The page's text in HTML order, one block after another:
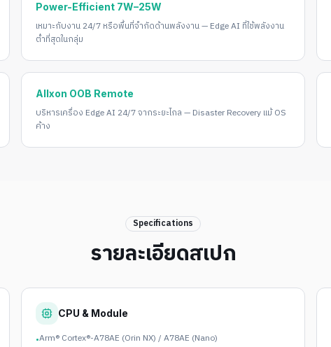
Power-Efficient 7W–25W
เหมาะกับงาน 24/7 หรือพื้นที่จำกัดด้านพลังงาน — Edge AI ที่ใช้พลังงาน
ต่ำที่สุดในกลุ่ม
Allxon OOB Remote
บริหารเครื่อง Edge AI 24/7 จากระยะไกล — Disaster Recovery แม้ OS
ค้าง
Specifications
รายละเอียดสเปก
CPU & Module
•Arm® Cortex®-A78AE (Orin NX) / A78AE (Nano)